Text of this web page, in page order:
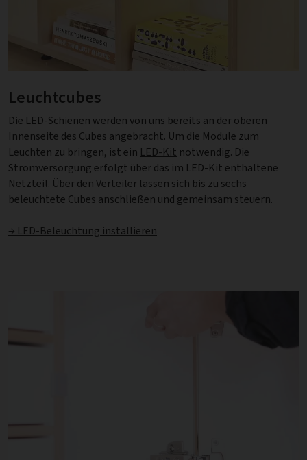
Leuchtcubes
Die LED-Schienen werden von uns bereits an der oberen
Innenseite des Cubes angebracht. Um die Module zum
Leuchten zu bringen, ist ein LED-Kit notwendig. Die
Stromversorgung erfolgt über das im LED-Kit enthaltene
Netzteil. Über den Verteiler lassen sich bis zu sechs
beleuchtete Cubes anschließen und gemeinsam steuern.
→ LED-Beleuchtung installieren